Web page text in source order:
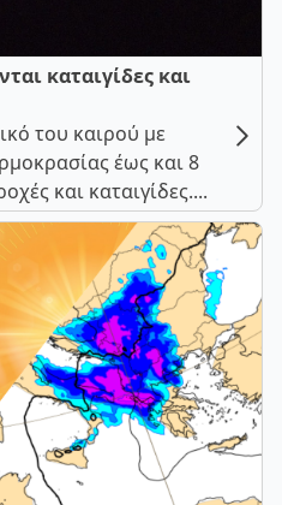
καταιγίδες και
του καιρού με
έως και 8
και καταιγίδες....